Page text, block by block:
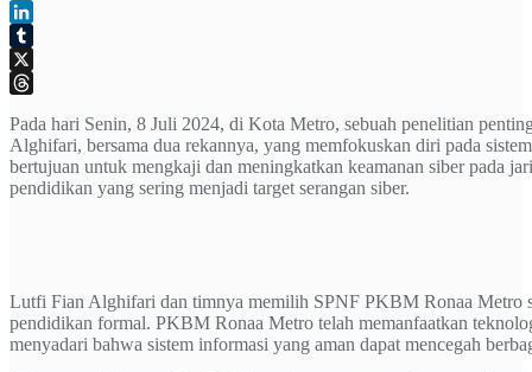
Google
Classroom
LinkedIn
Tumblr
X
Pada hari Senin, 8 Juli 2024, di Kota Metro, sebuah penelitian
Alghifari, bersama dua rekannya, yang memfokuskan diri pada
bertujuan untuk mengkaji dan meningkatkan keamanan siber pada
pendidikan yang sering menjadi target serangan siber.
Lutfi Fian Alghifari dan timnya memilih SPNF PKBM Ronaa Metro
pendidikan formal. PKBM Ronaa Metro telah memanfaatkan
menyadari bahwa sistem informasi yang aman dapat mencegah